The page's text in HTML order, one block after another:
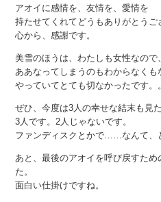
アオイに感情を、友情を、愛情を
持たせてくれてどうもありがとうご
心から、感謝です。
美雪のほうは、わたしも女性なので、
ああなってしまうのもわからなくも
やっていてとても切なかったです。。
ぜひ、今度は3人の幸せな結末も見た
3人です。2人じゃないです。
ファンディスクとかで……なんて、
あと、最後のアオイを呼び戻すた
た。
面白い仕掛けですね。